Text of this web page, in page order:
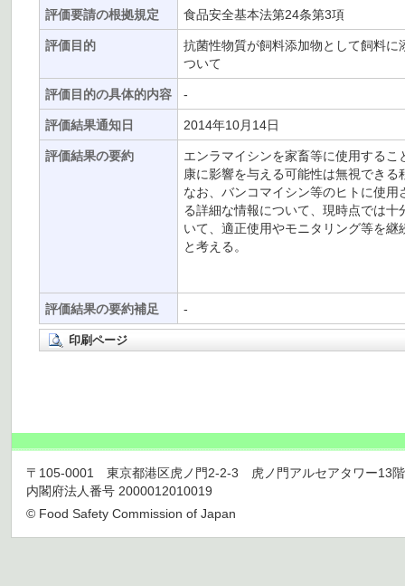
評価要請の根拠規定 食品安全基本法第24条第3項
評価目的
抗菌性物質が飼料添加物として飼料
ついて
評価目的の具体的内容 -
評価結果通知日 2014年10月14日
評価結果の要約
エンラマイシンを家畜等に使用する
康に影響を与える可能性は無視できる
なお、バンコマイシン等のヒトに使
る詳細な情報について、現時点では
いて、適正使用やモニタリング等を
と考える。
評価結果の要約補足 -
印刷ページ
〒105-0001 東京都港区虎ノ門2-2-3 虎ノ門アルセアタワー13
内閣府法人番号 2000012010019
© Food Safety Commission of Japan